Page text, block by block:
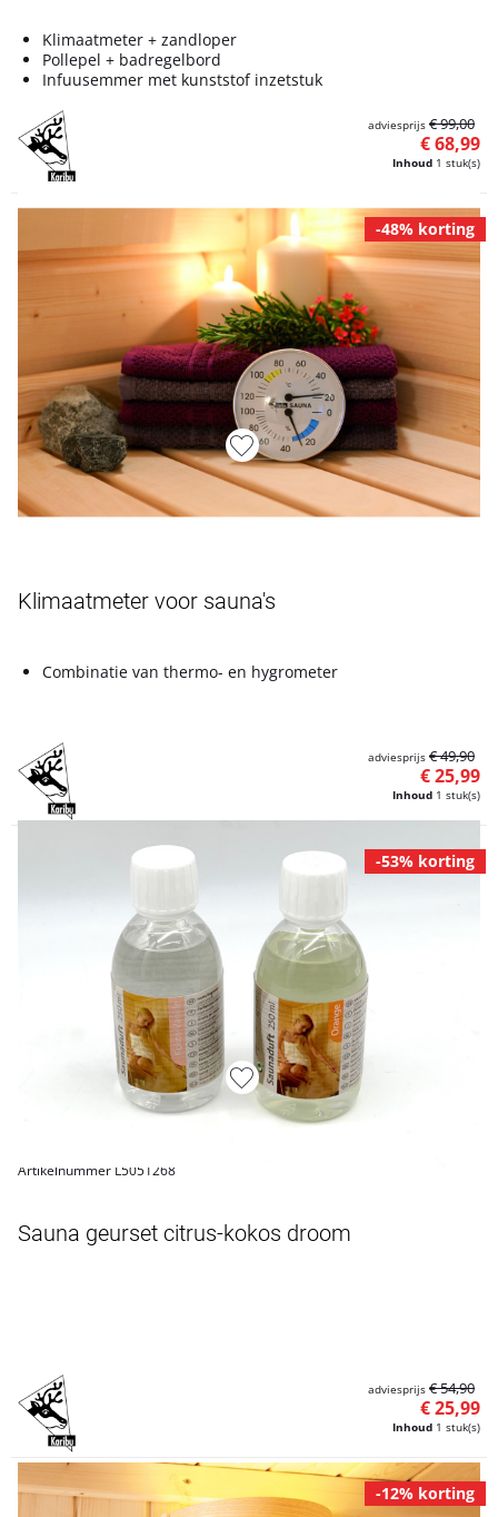
Klimaatmeter + zandloper
Pollepel + badregelbord
Infuusemmer met kunststof inzetstuk
Inhoud 1 stuk(s)
€ 68,99
adviesprijs € 99,00
-48% korting
Klimaatmeter voor sauna's
Combinatie van thermo- en hygrometer
Inhoud 1 stuk(s)
€ 25,99
adviesprijs € 49,90
-53% korting
Artikelnummer L5051268
Sauna geurset citrus-kokos droom
Inhoud 1 stuk(s)
€ 25,99
adviesprijs € 54,90
-12% korting